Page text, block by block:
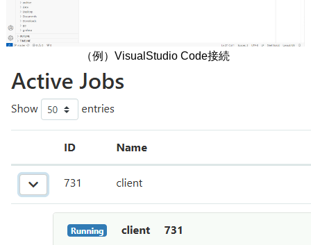
（例）VisualStudio Code接続